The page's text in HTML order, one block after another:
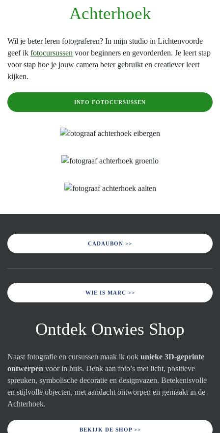
Achterhoek
Wil je beter leren fotograferen? In mijn studio in Lichtenvoorde
geef ik fotocursussen voor beginners en gevorderden. Je leert stap
voor stap hoe je jouw camera beter gebruikt en creatiever leert
kijken.
INFO FOTOCURSUSSEN
CADAUBON >>
WIE IS MARC >>
Ontdek Onwies Shop
Naast fotografie en cursussen maak ik ook unieke 3D-geprinte
ontwerpen voor in huis. Denk aan foto’s met licht, positieve
spreuken, symbolische decoratie en designvazen. Betekenisvolle
en stijlvolle objecten, met aandacht ontworpen en gemaakt in de
Achterhoek.
BEKIJK DE SHOP >>